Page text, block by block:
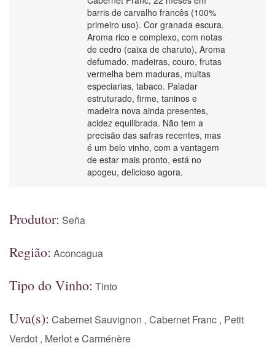
barris de carvalho francês (100%
primeiro uso). Cor granada escura.
Aroma rico e complexo, com notas
de cedro (caixa de charuto), Aroma
defumado, madeiras, couro, frutas
vermelha bem maduras, muitas
especiarias, tabaco. Paladar
estruturado, firme, taninos e
madeira nova ainda presentes,
acidez equilibrada. Não tem a
precisão das safras recentes, mas
é um belo vinho, com a vantagem
de estar mais pronto, está no
apogeu, delicioso agora.
Produtor: Seña
Região: Aconcagua
Tipo do Vinho: Tinto
Uva(s): Cabernet Sauvignon , Cabernet Franc , Petit
Verdot , Merlot e Carménère